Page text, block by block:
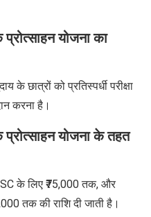
योजना का
के छात्रों को प्रतिस्पर्धी परीक्षा
करना है।
योजना के तहत
के लिए ₹75,000 तक, और
तक की राशि दी जाती है।